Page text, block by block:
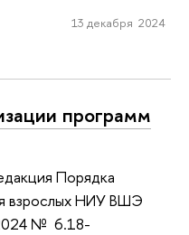
13 декабря 2024
программ
Порядка
взрослых НИУ ВШЭ
№ 6.18-